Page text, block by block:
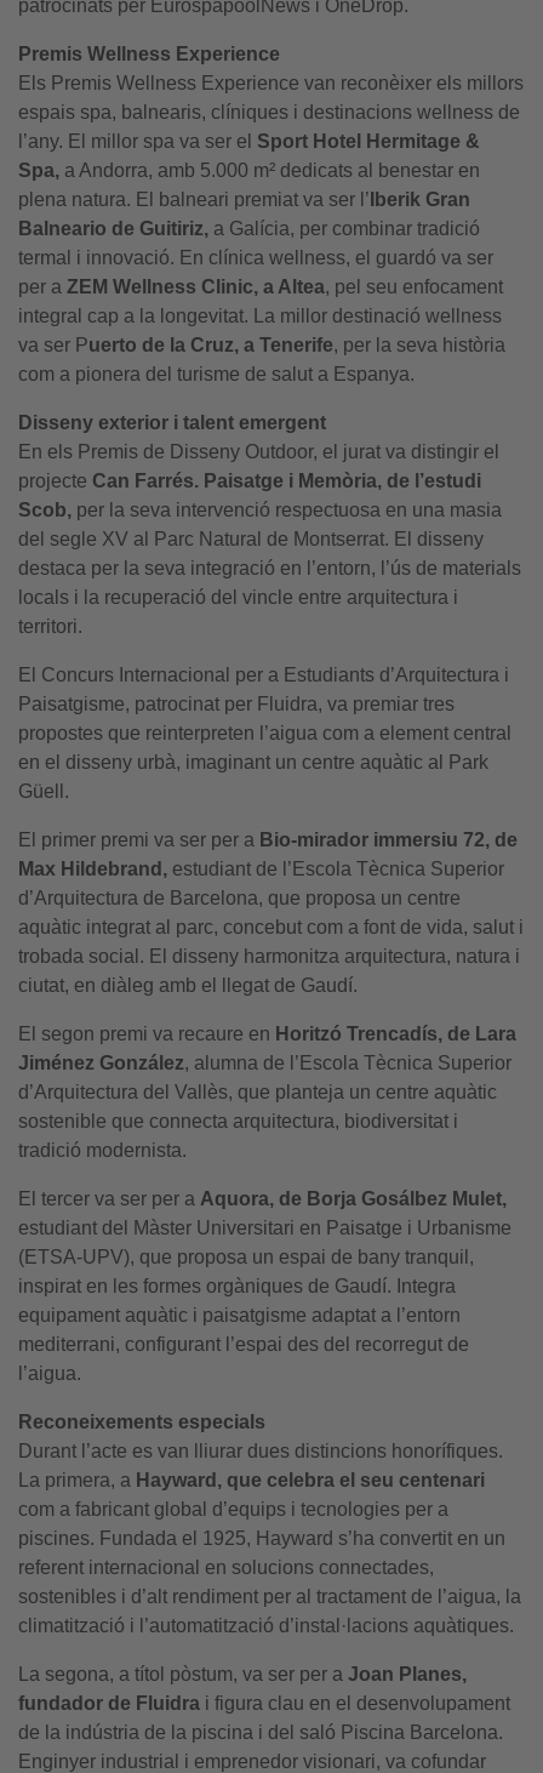
patrocinats per EurospapoolNews i OneDrop.
Premis Wellness Experience
Els Premis Wellness Experience van reconèixer els millors
espais spa, balnearis, clíniques i destinacions wellness de
l’any. El millor spa va ser el Sport Hotel Hermitage &
Spa, a Andorra, amb 5.000 m² dedicats al benestar en
plena natura. El balneari premiat va ser l’ Iberik Gran
Balneario de Guitiriz, a Galícia, per combinar tradició
termal i innovació. En clínica wellness, el guardó va ser
per a ZEM Wellness Clinic, a Altea, pel seu enfocament
integral cap a la longevitat. La millor destinació wellness
va ser Puerto de la Cruz, a Tenerife, per la seva història
com a pionera del turisme de salut a Espanya.
Disseny exterior i talent emergent
En els Premis de Disseny Outdoor, el jurat va distingir el
projecte Can Farrés. Paisatge i Memòria, de l’estudi
Scob, per la seva intervenció respectuosa en una masia
del segle XV al Parc Natural de Montserrat. El disseny
destaca per la seva integració en l’entorn, l’ús de materials
locals i la recuperació del vincle entre arquitectura i
territori.
El Concurs Internacional per a Estudiants d’Arquitectura i
Paisatgisme, patrocinat per Fluidra, va premiar tres
propostes que reinterpreten l’aigua com a element central
en el disseny urbà, imaginant un centre aquàtic al Park
Güell.
El primer premi va ser per a Bio-mirador immersiu 72, de
Max Hildebrand, estudiant de l’Escola Tècnica Superior
d’Arquitectura de Barcelona, que proposa un centre
aquàtic integrat al parc, concebut com a font de vida, salut i
trobada social. El disseny harmonitza arquitectura, natura i
ciutat, en diàleg amb el llegat de Gaudí.
El segon premi va recaure en Horitzó Trencadís, de Lara
Jiménez González, alumna de l’Escola Tècnica Superior
d’Arquitectura del Vallès, que planteja un centre aquàtic
sostenible que connecta arquitectura, biodiversitat i
tradició modernista.
El tercer va ser per a Aquora, de Borja Gosálbez Mulet,
estudiant del Màster Universitari en Paisatge i Urbanisme
(ETSA-UPV), que proposa un espai de bany tranquil,
inspirat en les formes orgàniques de Gaudí. Integra
equipament aquàtic i paisatgisme adaptat a l’entorn
mediterrani, configurant l’espai des del recorregut de
l’aigua.
Reconeixements especials
Durant l’acte es van lliurar dues distincions honorífiques.
La primera, a Hayward, que celebra el seu centenari
com a fabricant global d’equips i tecnologies per a
piscines. Fundada el 1925, Hayward s’ha convertit en un
referent internacional en solucions connectades,
sostenibles i d’alt rendiment per al tractament de l’aigua, la
climatització i l’automatització d’instal·lacions aquàtiques.
La segona, a títol pòstum, va ser per a Joan Planes,
fundador de Fluidra i figura clau en el desenvolupament
de la indústria de la piscina i del saló Piscina Barcelona.
Enginyer industrial i emprenedor visionari, va cofundar